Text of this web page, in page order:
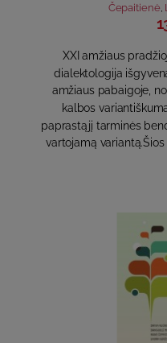
Čepaitienė
XXI amžiaus
dialektologija
amžiaus pabaigoje,
kalbos
paprastąjį tarminės
vartojamą